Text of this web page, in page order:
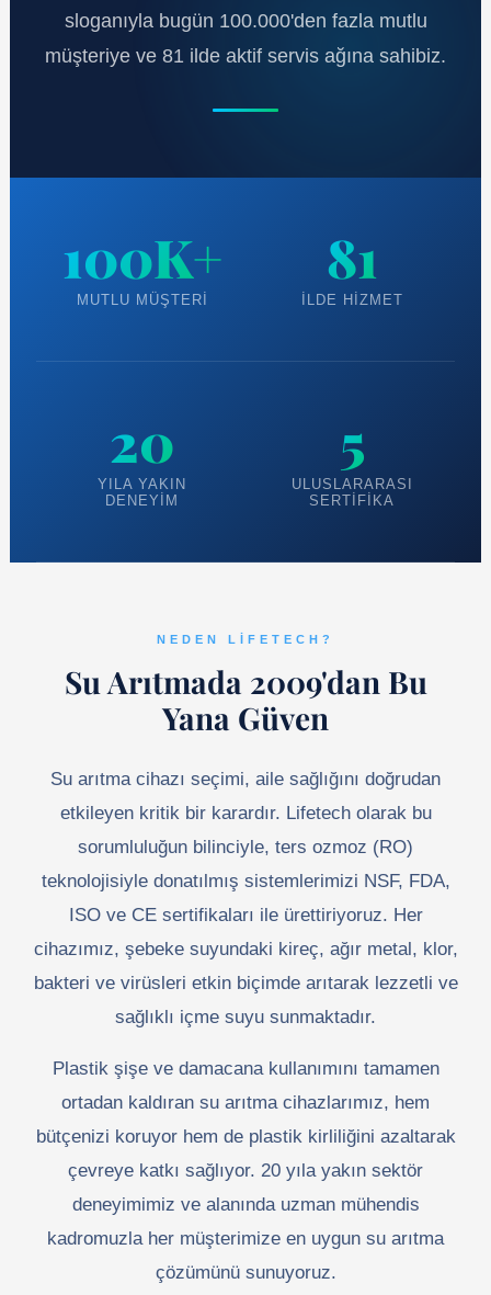
sloganıyla bugün 100.000'den fazla mutlu
müşteriye ve 81 ilde aktif servis ağına sahibiz.
100K+
MUTLU MÜŞTERI
81
İLDE HIZMET
20
YILA YAKIN
DENEYIM
5
ULUSLARARASI
SERTIFIKA
NEDEN LIFETECH?
Su Arıtmada 2009'dan Bu
Yana Güven
Su arıtma cihazı seçimi, aile sağlığını doğrudan
etkileyen kritik bir karardır. Lifetech olarak bu
sorumluluğun bilinciyle, ters ozmoz (RO)
teknolojisiyle donatılmış sistemlerimizi NSF, FDA,
ISO ve CE sertifikaları ile ürettiriyoruz. Her
cihazımız, şebeke suyundaki kireç, ağır metal, klor,
bakteri ve virüsleri etkin biçimde arıtarak lezzetli ve
sağlıklı içme suyu sunmaktadır.
Plastik şişe ve damacana kullanımını tamamen
ortadan kaldıran su arıtma cihazlarımız, hem
bütçenizi koruyor hem de plastik kirliliğini azaltarak
çevreye katkı sağlıyor. 20 yıla yakın sektör
deneyimimiz ve alanında uzman mühendis
kadromuzla her müşterimize en uygun su arıtma
çözümünü sunuyoruz.